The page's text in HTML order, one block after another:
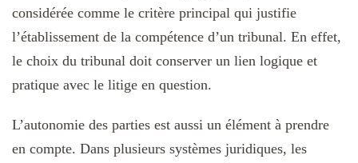
considérée comme le critère principal qui justifie
l’établissement de la compétence d’un tribunal. En effet,
le choix du tribunal doit conserver un lien logique et
pratique avec le litige en question.
L’autonomie des parties est aussi un élément à prendre
en compte. Dans plusieurs systèmes juridiques, les